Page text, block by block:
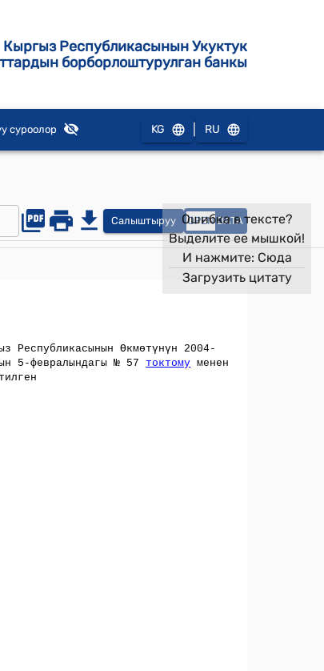
Кыргыз Республикасынын Укуктук
борборлоштурулган банкы
суроолор KG RU
Салыштыруу OPEN DATA
Ошибка в тексте?
Выделите ее мышкой!
И нажмите: Сюда
Загрузить цитату